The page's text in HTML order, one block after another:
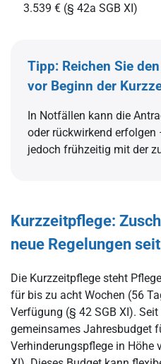
3.539 € (§ 42a SGB XI)
Tipp: Reichen Sie
vor Beginn der
In Notfällen kann die
oder rückwirkend
jedoch frühzeitig mit der
Kurzzeitpflege:
neue Regelungen
Die Kurzzeitpflege steht
für bis zu acht Wochen (56
Verfügung (§ 42 SGB XI).
gemeinsames Jahresbudget
Verhinderungspflege in Höhe